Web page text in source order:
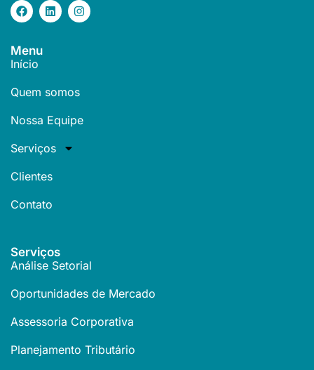
Menu
Início
Quem somos
Nossa Equipe
Serviços
Clientes
Contato
Serviços
Análise Setorial
Oportunidades de Mercado
Assessoria Corporativa
Planejamento Tributário